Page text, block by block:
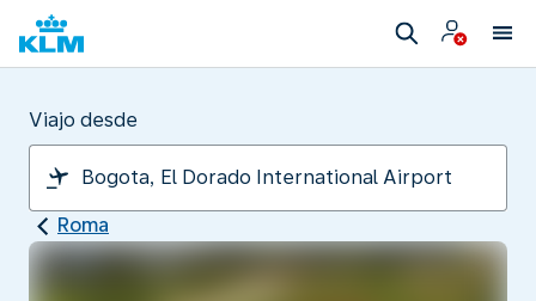
Viajo desde
Roma